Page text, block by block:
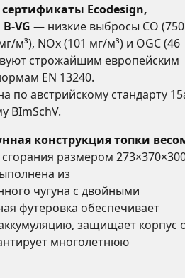
Ecodesign,
VG — низкие выбросы CO (750
м³), NOx (101 мг/м³) и OGC (46
строжайшим европейским
EN 13240.
по австрийскому стандарту
BImSchV.
конструкция топки
размером
из
чугуна с двойными
футеровка обеспечивает
защищает корпус
многолетнюю